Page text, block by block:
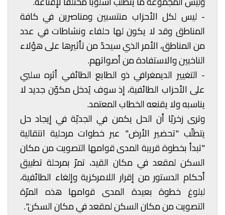
- ليس لكل الأحزاب منتسبين ومناصرين في كافة
المناطق وقد لا يكون لها حلفاء ونشاطات في عدد
من المناطق، الأمر الذي سيحدّ من تأثيرها على هؤلاء
الناخبين والاستفادة من أصواتهم.
- التغيير الديمغرافي ذو الطابع الطائفي أثره سلبي
على الأحزاب الطائفية، إذ سوف يُدخل مكوّن جديد لا
يناسبه ولا يقنعه الخطاب المعتمد.
وترى زخريّا أن الحل يكمن في الجديّة في إيجاد حل
يتطلّب "تحضير الأرض" عبر خطوات مرحلية انتقالية
"تبدأ بخطوة قريبة المدى قوامها التصويت من مكان
السكن لمقعد في مكان القيد، تمرّ بمرحلة تطبيق
أحكام الدستور من إقرار اللامركزية وإلغاء الطائفية،
لبلوغ خطوة بعيدة المدى قوامها هذه المرّة
التصويت من مكان السكن لمقعد في مكان السكن".